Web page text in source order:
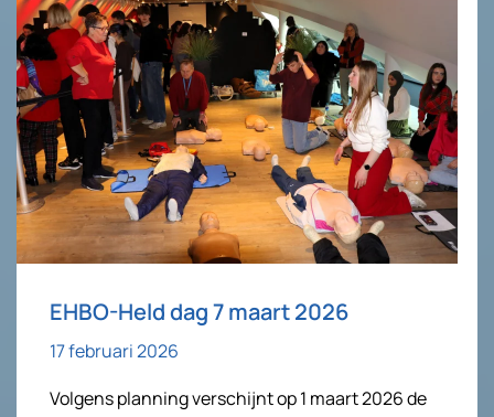
EHBO-Held dag 7 maart 2026
17 februari 2026
Volgens planning verschijnt op 1 maart 2026 de